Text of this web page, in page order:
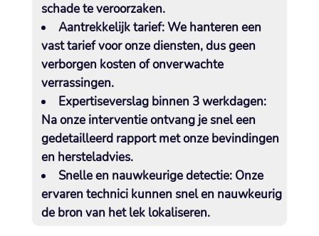
schade te veroorzaken.​
Aantrekkelijk tarief:We hanteren een
vast tarief voor onze diensten, dus geen
verborgen kosten of onverwachte
verrassingen.​
Expertiseverslag binnen 3 werkdagen:
Na onze interventie ontvang je snel een
gedetailleerd rapport met onze bevindingen
en hersteladvies.​
Snelle en nauwkeurige detectie: Onze
ervaren technici kunnen snel en nauwkeurig
de bron van het lek lokaliseren.​